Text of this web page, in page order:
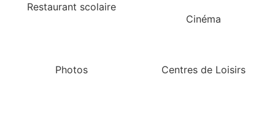
Restaurant scolaire
Cinéma
Photos Centres de Loisirs